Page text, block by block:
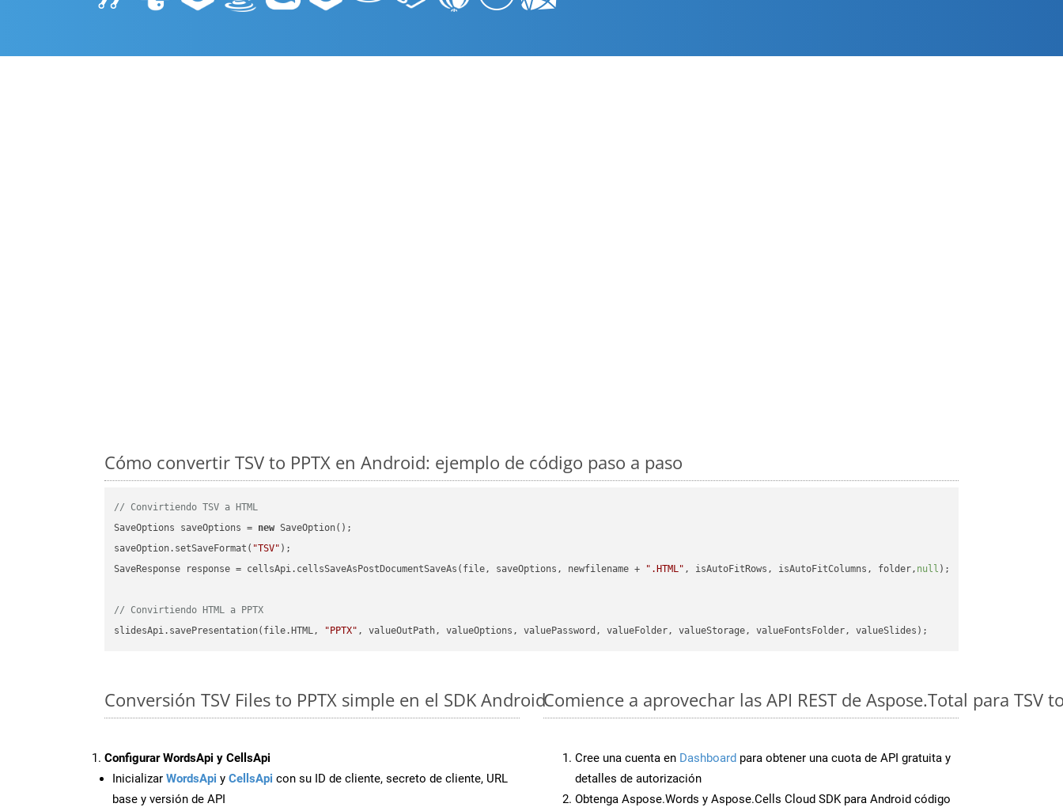
Cómo convertir TSV to PPTX en Android: ejemplo de código paso a paso
// Convirtiendo TSV a HTML
SaveOptions saveOptions = new SaveOption();
saveOption.setSaveFormat( "TSV" );
SaveResponse response = cellsApi.cellsSaveAsPostDocumentSaveAs(file, saveOptions, newfilename +
".HTML" , isAutoFitRows, isAutoFitColumns, folder, null );
// Convirtiendo HTML a PPTX
slidesApi.savePresentation(file.HTML,
"PPTX"
Conversión TSV Files to PPTX simple en el SDK Android
Configurar WordsApi y CellsApi
Inicializar WordsApi y CellsApi con su ID de cliente, secreto de cliente, URL
base y versión de API
Comience a aprovechar las API REST de Aspose.Total para TSV
Cree una cuenta en Dashboard para obtener una cuota de API gratuita y
detalles de autorización
Obtenga Aspose.Words y Aspose.Cells Cloud SDK para Android código